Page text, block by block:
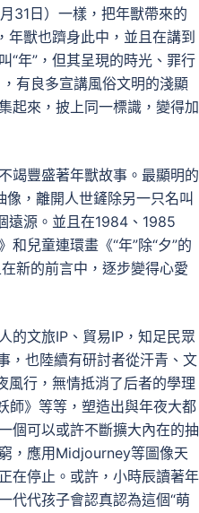
31日）一樣，把年獸帶來的
年獸也躋身此中，並且在講到
“年”，但其呈現的時光、罪行
有良多宣講風俗文明的淺顯
起來，披上同一標識，變得加
竭豐盛著年獸故事。最顯明的
像，離開人世鏟除另一只名叫
遠源。並且在1984、1985
兒童連環畫《“年”除“夕”的
新的前言中，逐步變得心愛
的文旅IP、貿易IP，知足民眾
，也陸續有研討者從汗青、文
風行，無情抵消了后者的學理
師》等等，塑造出與年夜大都
個可以或許不斷擴大內在的抽
，應用Midjourney等圖像天
在停止。或許，小時辰讀著年
代代孩子會認真認為這個“萌